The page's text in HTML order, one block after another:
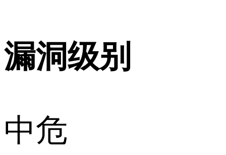
漏洞级别
中危